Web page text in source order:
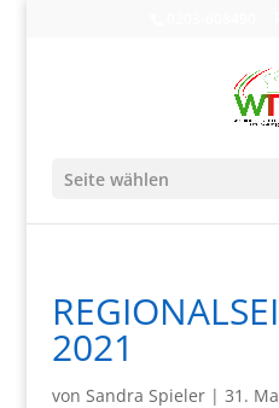
Seite wählen
2021
von Sandra Spieler| 31.